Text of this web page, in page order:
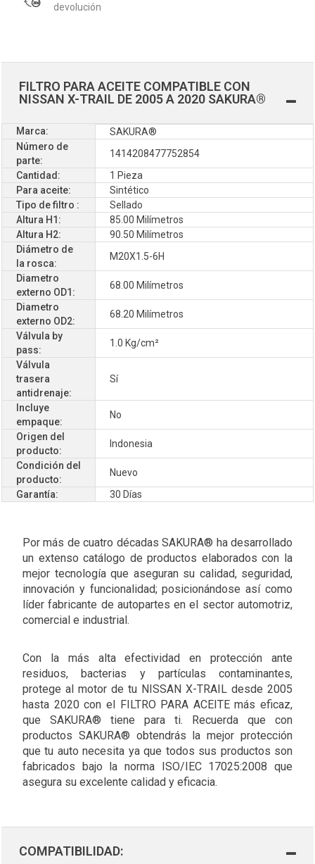
devolución
FILTRO PARA ACEITE COMPATIBLE CON
NISSAN X-TRAIL DE 2005 A 2020 SAKURA®
Marca:
SAKURA®
Número de
parte:
1414208477752854
Cantidad:
1 Pieza
Para aceite:
Sintético
Tipo de filtro :
Sellado
Altura H1:
85.00 Milímetros
Altura H2:
90.50 Milímetros
Diámetro de
la rosca:
M20X1.5-6H
Diametro
externo OD1:
68.00 Milímetros
Diametro
externo OD2:
68.20 Milímetros
Válvula by
pass:
1.0 Kg/cm²
Válvula
trasera
antidrenaje:
Sí
Incluye
empaque:
No
Origen del
producto:
Indonesia
Condición del
producto:
Nuevo
Garantía:
30 Días
Por más de cuatro décadas SAKURA® ha desarrollado
un extenso catálogo de productos elaborados con la
mejor tecnología que aseguran su calidad, seguridad,
innovación y funcionalidad; posicionándose así como
líder fabricante de autopartes en el sector automotriz,
comercial e industrial.
Con la más alta efectividad en protección ante
residuos, bacterias y partículas contaminantes,
protege al motor de tu NISSAN X-TRAIL desde 2005
hasta 2020 con el FILTRO PARA ACEITE más eficaz,
que SAKURA® tiene para ti. Recuerda que con
productos SAKURA® obtendrás la mejor protección
que tu auto necesita ya que todos sus productos son
fabricados bajo la norma ISO/IEC 17025:2008 que
asegura su excelente calidad y eficacia.
COMPATIBILIDAD: